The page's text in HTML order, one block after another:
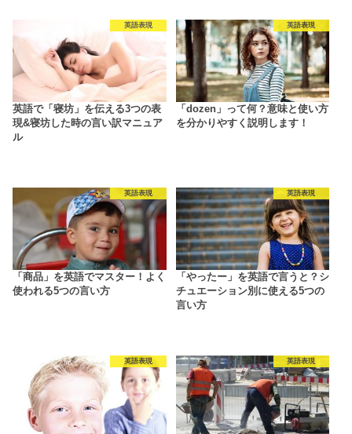
英語表現
英語で「寝坊」を伝える3つの表
現&寝坊した時の言い訳マニュア
ル
英語表現
「dozen」って何？意味と使い方
を分かりやすく説明します！
英語表現
「商品」を英語でマスター！よく
使われる5つの言い方
英語表現
「やったー」を英語で言うと？シ
チュエーション別に使える5つの
言い方
英語表現 英語表現